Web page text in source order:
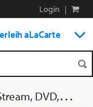
Login |
aLaCarte
4K UHD, Blu-ray, Blu-ray 3D